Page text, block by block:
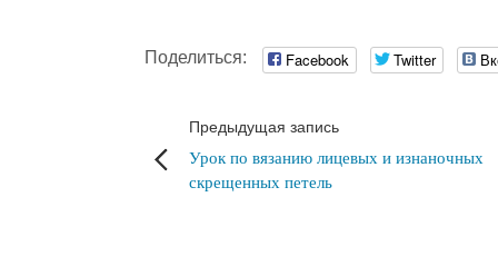
Поделиться: Facebook Twitter
Предыдущая запись
Урок по вязанию лицевых и изнаночных
скрещенных петель